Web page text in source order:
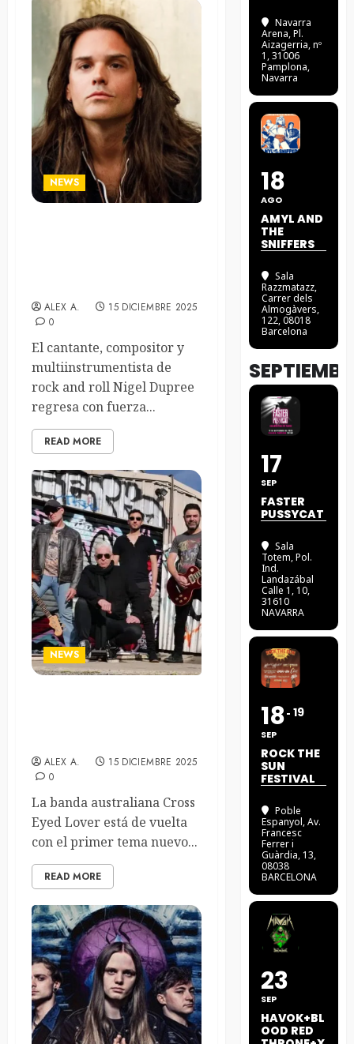
NEWS
ALEX A.
15 DICIEMBRE 2025
0
El cantante, compositor y
multiinstrumentista de
rock and roll Nigel Dupree
regresa con fuerza...
READ MORE
NEWS
ALEX A.
15 DICIEMBRE 2025
0
La banda australiana Cross
Eyed Lover está de vuelta
con el primer tema nuevo...
READ MORE
Navarra
Arena, Pl.
Aizagerria, nº
1, 31006
Pamplona,
Navarra
18
AGO
AMYL AND
THE
SNIFFERS
Sala
Razzmatazz,
Carrer dels
Almogàvers,
122, 08018
Barcelona
17
SEP
FASTER
PUSSYCAT
Sala
Totem, Pol.
Ind.
Landazábal
Calle 1, 10,
31610
NAVARRA
18
SEP
19
ROCK THE
SUN
FESTIVAL
Poble
Espanyol, Av.
Francesc
Ferrer i
Guàrdia, 13,
08038
BARCELONA
23
SEP
HAVOK+BL
OOD RED